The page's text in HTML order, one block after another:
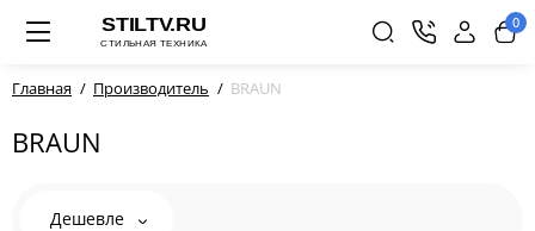
0
Главная Производитель BRAUN
BRAUN
Дешевле